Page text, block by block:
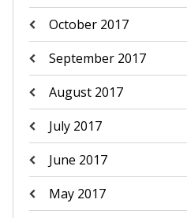
October 2017
September 2017
August 2017
July 2017
June 2017
May 2017